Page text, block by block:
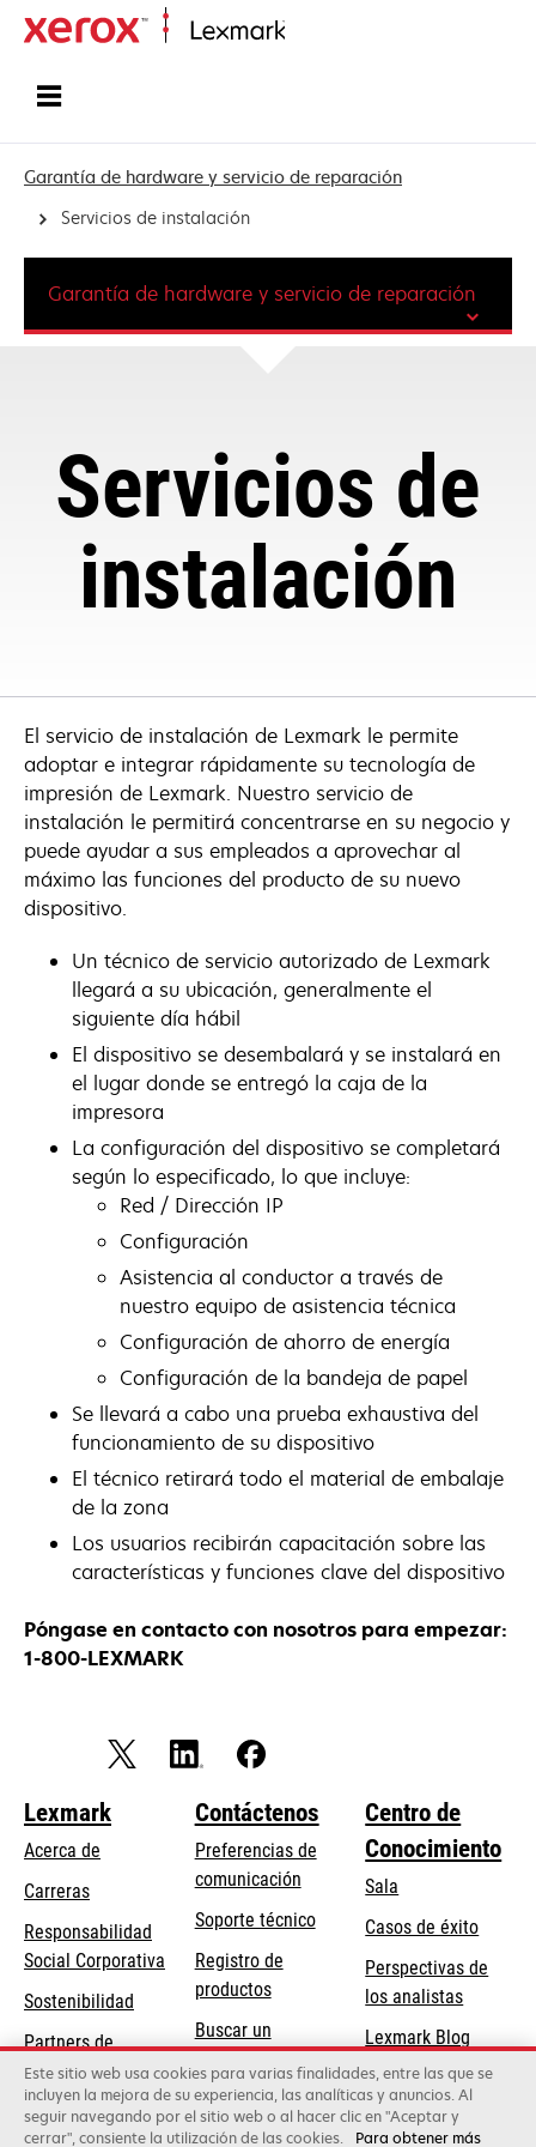
Garantía de hardware y servicio de reparación
Servicios de instalación
Servicios de
instalación
Garantía de hardware y servicio de reparación
El servicio de instalación de Lexmark le permite
adoptar e integrar rápidamente su tecnología de
impresión de Lexmark. Nuestro servicio de
instalación le permitirá concentrarse en su negocio y
puede ayudar a sus empleados a aprovechar al
máximo las funciones del producto de su nuevo
dispositivo.
Un técnico de servicio autorizado de Lexmark
llegará a su ubicación, generalmente el
siguiente día hábil
El dispositivo se desembalará y se instalará en
el lugar donde se entregó la caja de la
impresora
La configuración del dispositivo se completará
según lo especificado, lo que incluye:
Red / Dirección IP
Configuración
Asistencia al conductor a través de
nuestro equipo de asistencia técnica
Configuración de ahorro de energía
Configuración de la bandeja de papel
Se llevará a cabo una prueba exhaustiva del
funcionamiento de su dispositivo
El técnico retirará todo el material de embalaje
de la zona
Los usuarios recibirán capacitación sobre las
características y funciones clave del dispositivo
Póngase en contacto con nosotros para empezar:
1-800-LEXMARK
Lexmark
Acerca de
Carreras
Responsabilidad
Social Corporativa
abre
una
pestaña
nueva
Sostenibilidad
Partners de
Lexmark
Contáctenos
Preferencias de
comunicación
Soporte técnicose
pestaña
nueva
Registro de
productos
Buscar un
concesionario
Centro de
Conocimiento
Sala
Casos de éxito
Perspectivas de
los analistas
Lexmark Blog
Lexmark International, Inc., una empresa de Xerox
Este sitio web usa cookies para varias finalidades, entre las que se
incluyen la mejora de su experiencia, las analíticas y anuncios. Al
seguir navegando por el sitio web o al hacer clic en "Aceptar y
cerrar", consiente la utilización de las cookies.
Para obtener más